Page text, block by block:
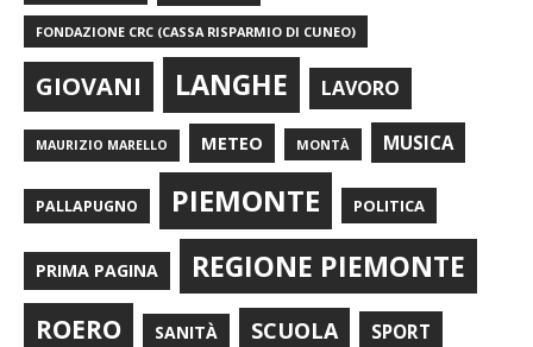
FONDAZIONE CRC (CASSA RISPARMIO DI CUNEO)
GIOVANI LANGHE LAVORO
MAURIZIO MARELLO METEO MONTÀ MUSICA
PALLAPUGNO PIEMONTE POLITICA
PRIMA PAGINA REGIONE PIEMONTE
ROERO SANITÀ SCUOLA SPORT